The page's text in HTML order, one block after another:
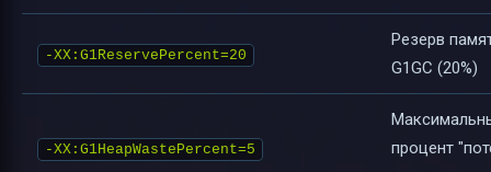
-XX:G1ReservePercent=20
Резерв
G1GC (20%)
-XX:G1HeapWastePercent=5
процент